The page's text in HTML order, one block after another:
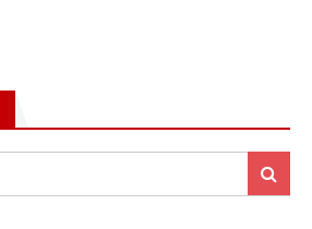
Search